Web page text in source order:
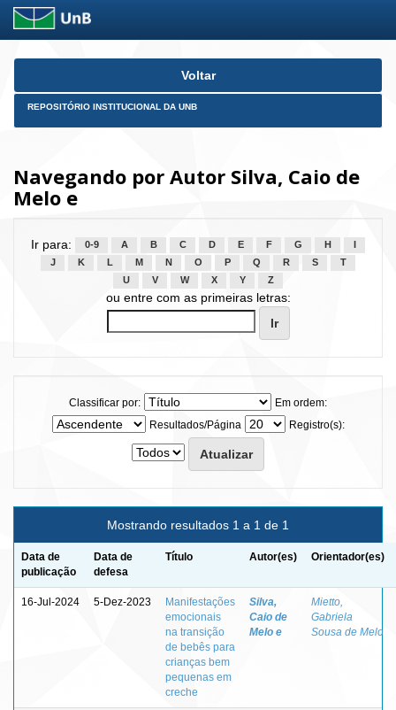
Skip
Voltar
REPOSITÓRIO INSTITUCIONAL DA UNB
Navegando por Autor Silva, Caio de
Melo e
Ir para: 0-9 A B C D E F G H
J
K L M N O P Q R S
T
U
V W X Y Z
ou entre com as primeiras letras:
Classificar por:
Em ordem:
Resultados/Página
Registro(s):
Mostrando resultados 1 a 1 de 1
Data de
publicação
Data de
defesa
Título Autor(es) Orientador(es)
16-Jul-2024 5-Dez-2023
Manifestações
emocionais
na transição
de bebês para
crianças bem
pequenas em
creche
Silva,
Caio de
Melo e
Mietto,
Gabriela
Sousa de Melo